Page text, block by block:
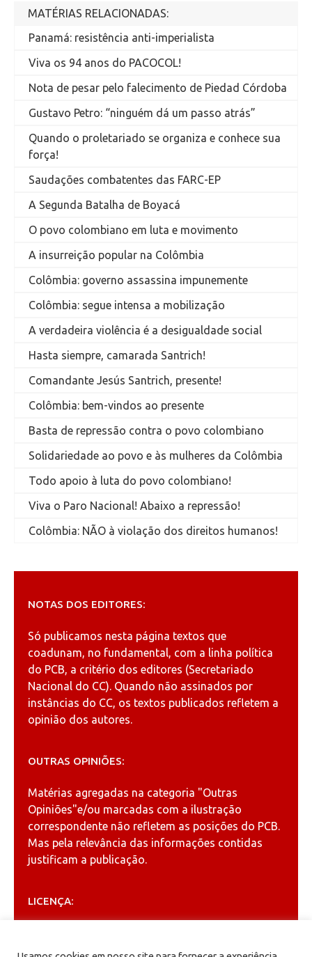
MATÉRIAS RELACIONADAS:
Panamá: resistência anti-imperialista
Viva os 94 anos do PACOCOL!
Nota de pesar pelo falecimento de Piedad Córdoba
Gustavo Petro: “ninguém dá um passo atrás”
Quando o proletariado se organiza e conhece sua
força!
Saudações combatentes das FARC-EP
A Segunda Batalha de Boyacá
O povo colombiano em luta e movimento
A insurreição popular na Colômbia
Colômbia: governo assassina impunemente
Colômbia: segue intensa a mobilização
A verdadeira violência é a desigualdade social
Hasta siempre, camarada Santrich!
Comandante Jesús Santrich, presente!
Colômbia: bem-vindos ao presente
Basta de repressão contra o povo colombiano
Solidariedade ao povo e às mulheres da Colômbia
Todo apoio à luta do povo colombiano!
Viva o Paro Nacional! Abaixo a repressão!
Colômbia: NÃO à violação dos direitos humanos!
NOTAS DOS EDITORES:
Só publicamos nesta página textos que
coadunam, no fundamental, com a linha política
do PCB, a critério dos editores (Secretariado
Nacional do CC). Quando não assinados por
instâncias do CC, os textos publicados refletem a
opinião dos autores.
OUTRAS OPINIÕES:
Matérias agregadas na categoria "Outras
Opiniões"e/ou marcadas com a ilustração
correspondente não refletem as posições do PCB.
Mas pela relevância das informações contidas
justificam a publicação.
LICENÇA:
Creative Commons